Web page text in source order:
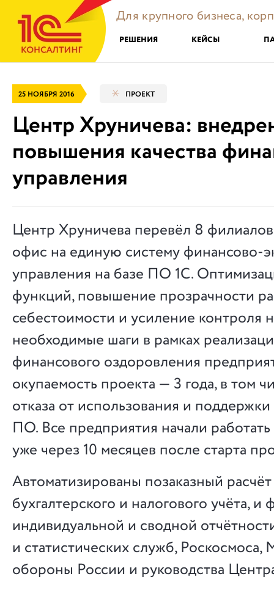
Для крупного бизнеса,
РЕШЕНИЯ КЕЙСЫ
25 НОЯБРЯ 2016 ПРОЕКТ
Центр Хруничева:
повышения качества
управления
Центр Хруничева перевёл 8
офис на единую систему финансово-
управления на базе ПО 1С.
функций, повышение прозрачности
себестоимости и усиление контроля
необходимые шаги в рамках
финансового оздоровления
окупаемость проекта — 3 года, в том
отказа от использования и
ПО. Все предприятия начали
уже через 10 месяцев после старта
Автоматизированы позаказный
бухгалтерского и налогового учёта,
индивидуальной и сводной
и статистических служб, Роскосмоса,
обороны России и руководства